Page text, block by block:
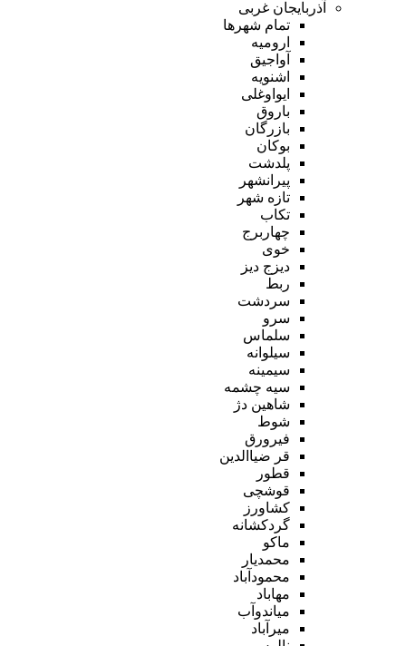
آذربایجان غربی
تمام شهر‌ها
ارومیه
آواجیق
اشنویه
ایواوغلی
باروق
بازرگان
بوکان
پلدشت
پیرانشهر
تازه شهر
تکاب
چهاربرج
خوی
دیزج دیز
ربط
سردشت
سرو
سلماس
سیلوانه
سیمینه
سیه چشمه
شاهین دژ
شوط
فیرورق
قر ضیاالدین
قطور
قوشچی
کشاورز
گردکشانه
ماکو
محمدیار
محمودآباد
مهاباد
میاندوآب
میرآباد